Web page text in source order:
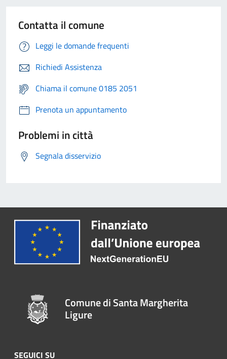
Contatta il comune
Leggi le domande frequenti
Richiedi Assistenza
Chiama il comune 0185 2051
Prenota un appuntamento
Problemi in città
Segnala disservizio
Comune di Santa Margherita
Ligure
SEGUICI SU